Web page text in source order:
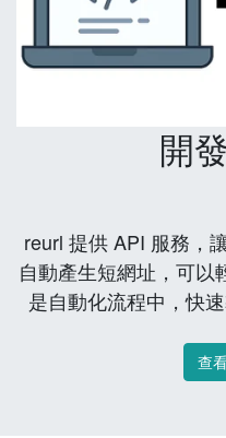
開
reurl 提供 API 服務，
自動產生短網址，可以
是自動化流程中，快
查